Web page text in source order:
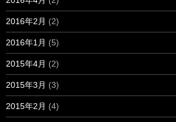
2016年2月 (2)
2016年1月 (5)
2015年4月 (2)
2015年3月 (3)
2015年2月 (4)